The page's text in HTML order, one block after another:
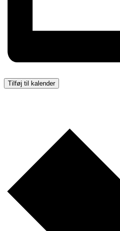
Tilføj til kalender